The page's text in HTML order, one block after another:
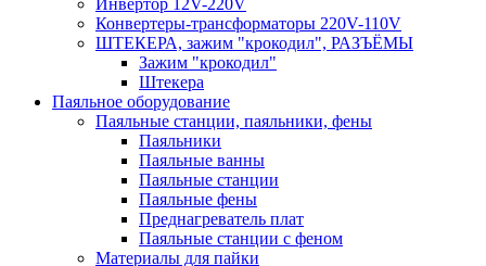
Инвертор 12V-220V
Конвертеры-трансформаторы 220V-110V
ШТЕКЕРА, зажим "крокодил", РАЗЪЁМЫ
Зажим "крокодил"
Штекера
Паяльное оборудование
Паяльные станции, паяльники, фены
Паяльники
Паяльные ванны
Паяльные станции
Паяльные фены
Преднагреватель плат
Паяльные станции с феном
Материалы для пайки